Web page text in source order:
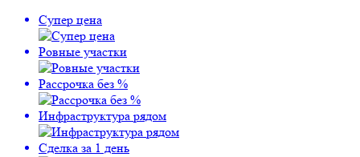
Супер цена
Ровные участки
Рассрочка без %
Инфраструктура рядом
Сделка за 1 день